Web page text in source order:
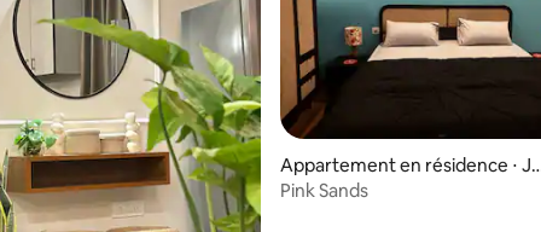
base de 228 commentaires : 4,89 sur 5Appartement en résidence ⋅
pur
Pink Sands